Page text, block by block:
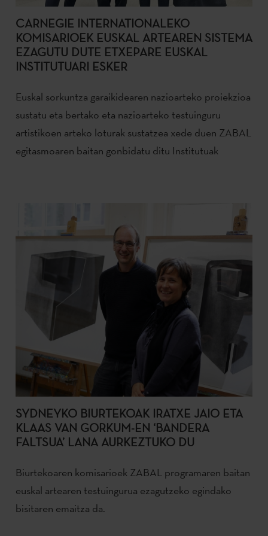
CARNEGIE INTERNATIONALEKO
KOMISARIOEK EUSKAL ARTEAREN SISTEMA
EZAGUTU DUTE ETXEPARE EUSKAL
INSTITUTUARI ESKER
Euskal sorkuntza garaikidearen nazioarteko proiekzioa
sustatu eta bertako eta nazioarteko testuinguru
artistikoen arteko loturak sustatzea xede duen ZABAL
egitasmoaren baitan gonbidatu ditu Institutuak
SYDNEYKO BIURTEKOAK IRATXE JAIO ETA
KLAAS VAN GORKUM-EN ‘BANDERA
FALTSUA’ LANA AURKEZTUKO DU
Biurtekoaren komisarioek ZABAL programaren baitan
euskal artearen testuingurua ezagutzeko egindako
bisitaren emaitza da.